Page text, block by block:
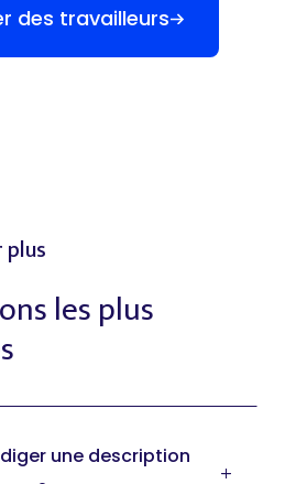
des travailleurs
plus
lesplus
L
une description